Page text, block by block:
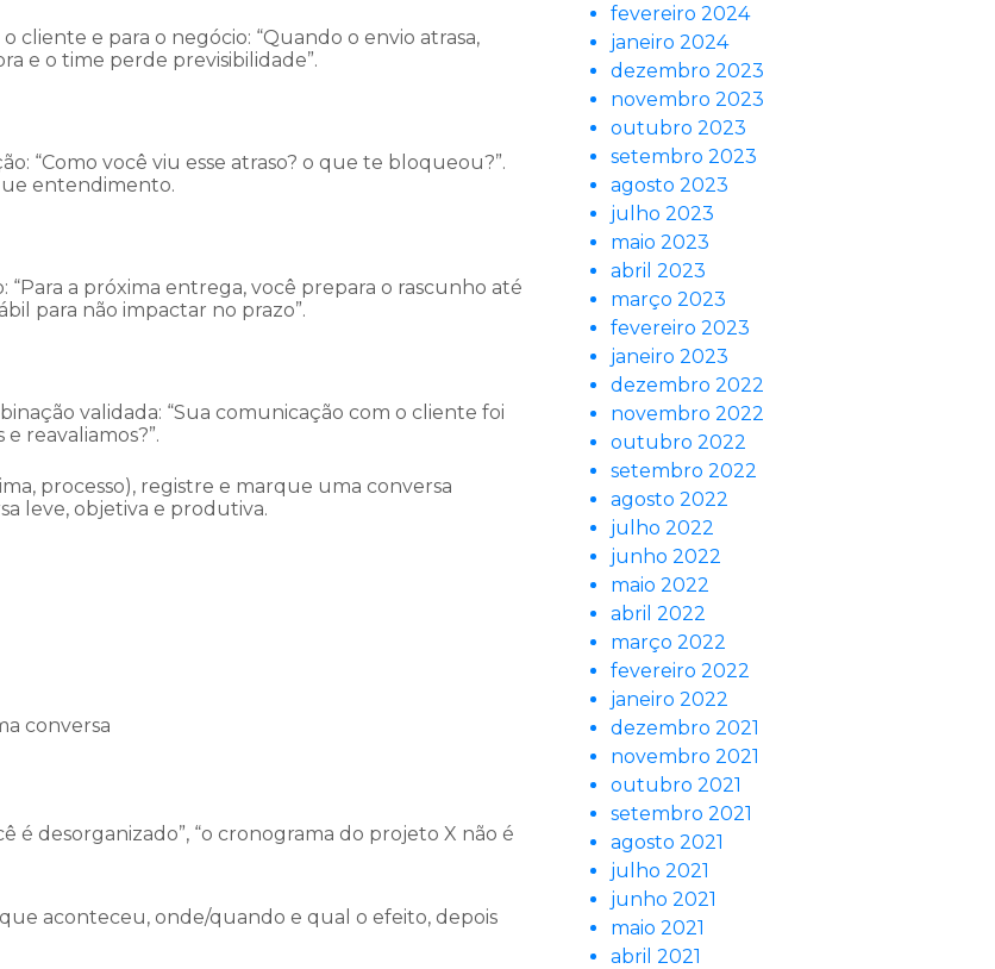
cliente e para o negócio: “Quando o envio atrasa,
e o time perde previsibilidade”.
“Como você viu esse atraso? o que te bloqueou?”.
entendimento.
a próxima entrega, você prepara o rascunho até
para não impactar no prazo”.
validada: “Sua comunicação com o cliente foi
reavaliamos?”.
processo), registre e marque uma conversa
leve, objetiva e produtiva.
conversa
é desorganizado”, “o cronograma do projeto X não é
aconteceu, onde/quando e qual o efeito, depois
fevereiro 2024
janeiro 2024
dezembro 2023
novembro 2023
outubro 2023
setembro 2023
agosto 2023
julho 2023
maio 2023
abril 2023
março 2023
fevereiro 2023
janeiro 2023
dezembro 2022
novembro 2022
outubro 2022
setembro 2022
agosto 2022
julho 2022
junho 2022
maio 2022
abril 2022
março 2022
fevereiro 2022
janeiro 2022
dezembro 2021
novembro 2021
outubro 2021
setembro 2021
agosto 2021
julho 2021
junho 2021
maio 2021
abril 2021